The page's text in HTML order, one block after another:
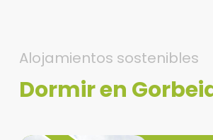
Alojamientos sostenibles
Dormir en